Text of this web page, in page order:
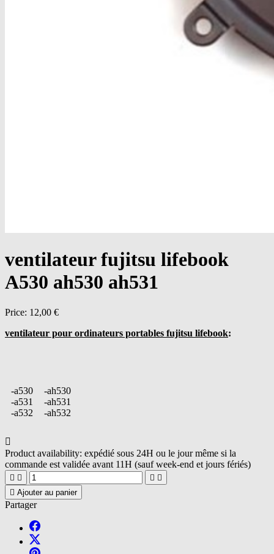
ventilateur fujitsu lifebook
A530 ah530 ah531
Price: 12,00 €
ventilateur pour ordinateurs portables fujitsu lifebook:
-a530
-a531
-a532
-ah530
-ah531
-ah532

Product availability: expédié sous 24H ou le jour même si la
commande est validée avant 11H (sauf week-end et jours fériés)
   
 Ajouter au panier
Partager